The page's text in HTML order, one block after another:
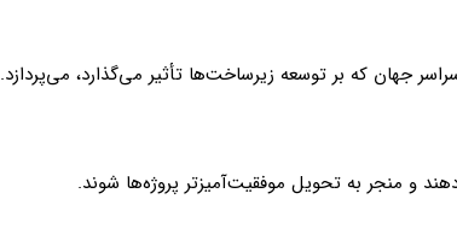
جهان که بر توسعه زیرساخت‌ها تأثیر می‌گذارد، می‌پردازد.
و منجر به تحویل موفقیت‌آمیزتر پروژه‌ها شوند.